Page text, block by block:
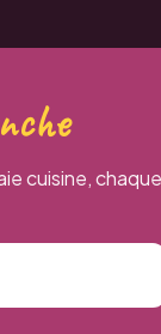
cuisine, chaque